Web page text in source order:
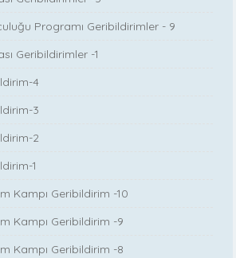
Programı Geribildirimler - 9
Geribildirimler -1
4
3
2
1
Kampı Geribildirim -10
Kampı Geribildirim -9
Kampı Geribildirim -8